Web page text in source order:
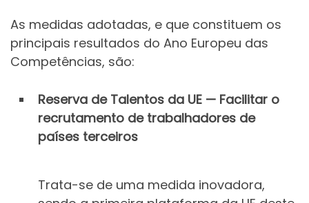
As medidas adotadas, e que constituem os
principais resultados do Ano Europeu das
Competências, são:
Reserva de Talentos da UE — Facilitar o
recrutamento de trabalhadores de
países terceiros
Trata-se de uma medida inovadora,